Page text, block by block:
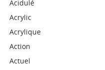
Acidulé
Acrylic
Acrylique
Action
Actuel